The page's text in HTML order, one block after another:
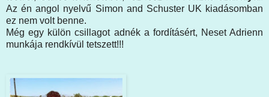
Az én angol nyelvű Simon and Schuster UK kiadásomban
ez nem volt benne.
Még egy külön csillagot adnék a fordításért, Neset Adrienn
munkája rendkívül tetszett!!!